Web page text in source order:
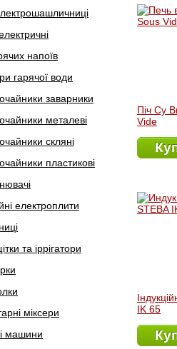
напоїв
гарячої води
заварники
металеві
скляні
пластикові
електроплити
та іррігатори
міксери
машини
Піч Су
Vide
IK 65